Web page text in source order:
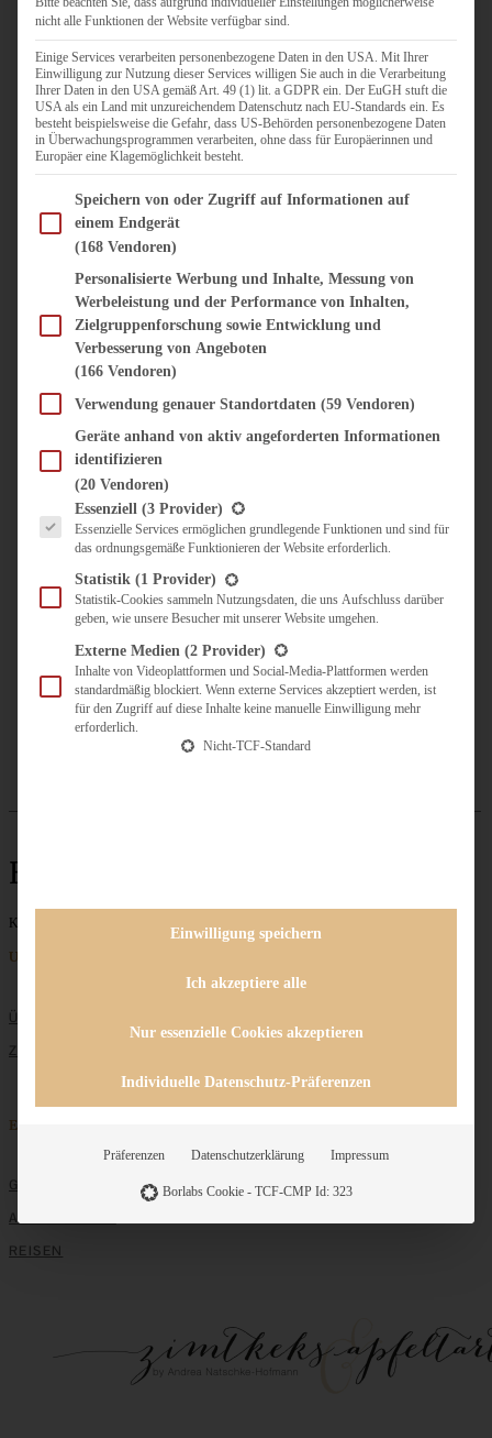
FLEISCH & FISCH
GRILLEN / BARBECUE
HERZHAFTES BACKEN
ONE-POT-GERICHTE
PASTA & NUDELGERICHTE
PIZZA, TARTES & QUICHES
REIS & RISOTTO
SALATE & SNACKS
SUPPENKASPEREIEN
VORSPEISEN
SÜSS & HERZHAFT
BROTAUFSTRICH
DIPS, SAUCEN, CHUTNEYS
KÜCHENGESCHENKE
UNTERWEGS
KULINARISCH UNTERWEGS
ÜBER MICH
ZUSAMMENARBEIT
Erdbeerkuchen
Keine Beiträge gefunden
Unternehmen
ÜBER MICH
ZUSAMMENARBEIT
Entdecken
GRUNDLAGEN
ALLE REZEPTE
REISEN
nicht alle Funktionen der Website verfügbar sind.
Einige Services verarbeiten personenbezogene Daten in den USA. Mit Ihrer
Einwilligung zur Nutzung dieser Services willigen Sie auch in die Verarbeitung
Ihrer Daten in den USA gemäß Art. 49 (1) lit. a GDPR ein. Der EuGH stuft die
USA als ein Land mit unzureichendem Datenschutz nach EU-Standards ein. Es
besteht beispielsweise die Gefahr, dass US-Behörden personenbezogene Daten
in Überwachungsprogrammen verarbeiten, ohne dass für Europäerinnen und
Europäer eine Klagemöglichkeit besteht.
Im Folgenden finden Sie eine Liste der Zwecke des IAB Transparency and Consent
Speichern von oder Zugriff auf Informationen auf
einem Endgerät
(168 Vendoren)
Personalisierte Werbung und Inhalte, Messung von
Werbeleistung und der Performance von Inhalten,
Zielgruppenforschung sowie Entwicklung und
Verbesserung von Angeboten
(166 Vendoren)
Verwendung genauer Standortdaten (59 Vendoren)
Geräte anhand von aktiv angeforderten Informationen
identifizieren
(20 Vendoren)
Es folgt eine Liste der Service-Gruppen, für die eine Einwilligung erteilt werden
Essenziell (3 Provider)
Essenzielle Services ermöglichen grundlegende Funktionen und sind für
das ordnungsgemäße Funktionieren der Website erforderlich.
Statistik (1 Provider)
Statistik-Cookies sammeln Nutzungsdaten, die uns Aufschluss darüber
geben, wie unsere Besucher mit unserer Website umgehen.
Externe Medien (2 Provider)
Inhalte von Videoplattformen und Social-Media-Plattformen werden
standardmäßig blockiert. Wenn externe Services akzeptiert werden, ist
für den Zugriff auf diese Inhalte keine manuelle Einwilligung mehr
erforderlich.
Nicht-TCF-Standard
Einwilligung speichern
Ich akzeptiere alle
Nur essenzielle Cookies akzeptieren
Individuelle Datenschutz-Präferenzen
Präferenzen Datenschutzerklärung Impressum
Borlabs Cookie - TCF-CMP Id: 323